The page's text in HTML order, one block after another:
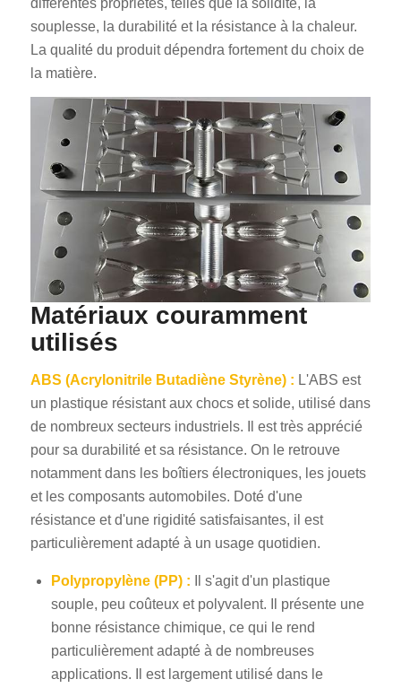
souplesse, la durabilité et la résistance à la chaleur.
La qualité du produit dépendra fortement du choix de
la matière.
Matériaux couramment
utilisés
ABS (Acrylonitrile Butadiène Styrène) : L'ABS est
un plastique résistant aux chocs et solide, utilisé dans
de nombreux secteurs industriels. Il est très apprécié
pour sa durabilité et sa résistance. On le retrouve
notamment dans les boîtiers électroniques, les jouets
et les composants automobiles. Doté d'une
résistance et d'une rigidité satisfaisantes, il est
particulièrement adapté à un usage quotidien.
Polypropylène (PP) : Il s'agit d'un plastique
souple, peu coûteux et polyvalent. Il présente une
bonne résistance chimique, ce qui le rend
particulièrement adapté à de nombreuses
applications. Il est largement utilisé dans le